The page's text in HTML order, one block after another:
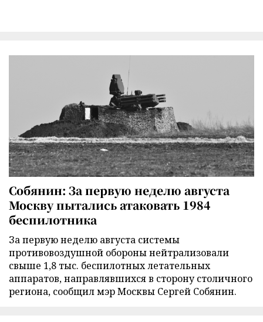
Собянин: За первую неделю августа
Москву пытались атаковать 1984
беспилотника
За первую неделю августа системы
противовоздушной обороны нейтрализовали
свыше 1,8 тыс. беспилотных летательных
аппаратов, направлявшихся в сторону столичного
региона, сообщил мэр Москвы Сергей Собянин.